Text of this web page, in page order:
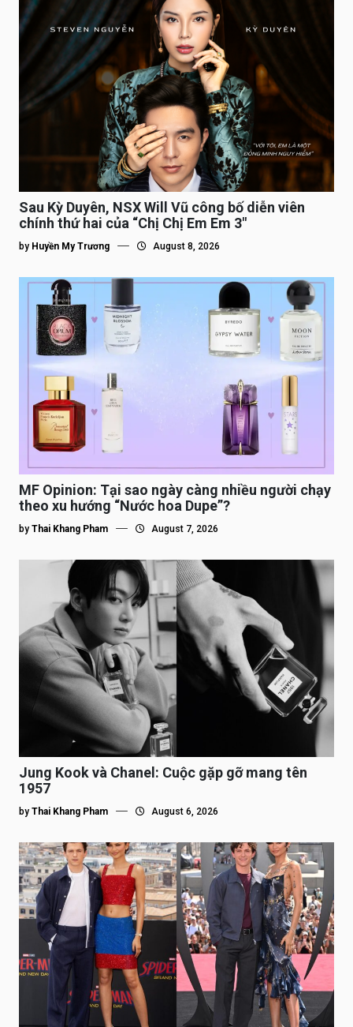
Sau Kỳ Duyên, NSX Will Vũ công bố diễn viên
chính thứ hai của “Chị Chị Em Em 3″
by Huyền My Trương August 8, 2026
MF Opinion: Tại sao ngày càng nhiều người chạy
theo xu hướng “Nước hoa Dupe”?
by Thai Khang Pham August 7, 2026
Jung Kook và Chanel: Cuộc gặp gỡ mang tên
1957
by Thai Khang Pham August 6, 2026